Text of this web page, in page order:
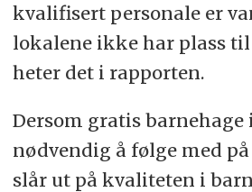
kvalifisert personale er
lokalene ikke har plass
heter det i rapporten.
Dersom gratis barnehage
nødvendig å følge med
slår ut på kvaliteten i